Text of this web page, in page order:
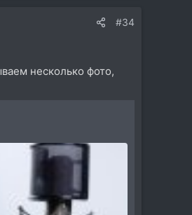
#34
несколько фото,